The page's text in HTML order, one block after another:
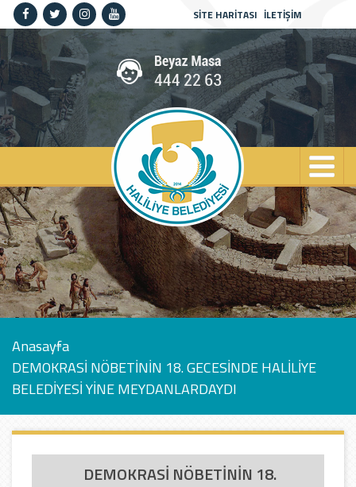
SİTE HARİTASI İLETİŞİM
Anasayfa
DEMOKRASİ NÖBETİNİN 18. GECESİNDE HALİLİYE
BELEDİYESİ YİNE MEYDANLARDAYDI
DEMOKRASİ NÖBETİNİN 18.
Anasayfa
Kurumsal
Haliliye
Spor
Kültür
Sanat
Güncel
İletişim